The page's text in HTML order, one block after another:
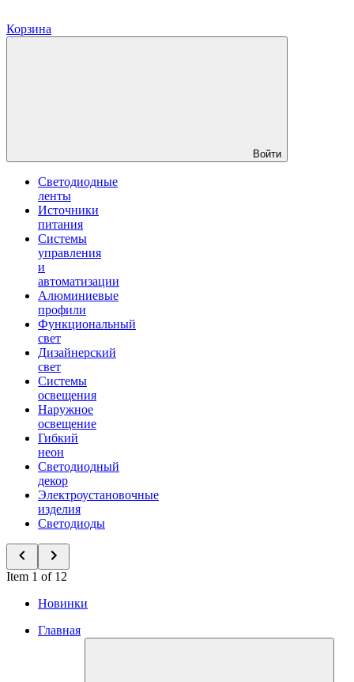
Корзина
Войти
Светодиодные
ленты
Источники
питания
Системы
управления
и
автоматизации
Алюминиевые
профили
Функциональный
свет
Дизайнерский
свет
Системы
освещения
Наружное
освещение
Гибкий
неон
Светодиодный
декор
Электроустановочные
изделия
Светодиоды
Item 1 of 12
Новинки
Главная